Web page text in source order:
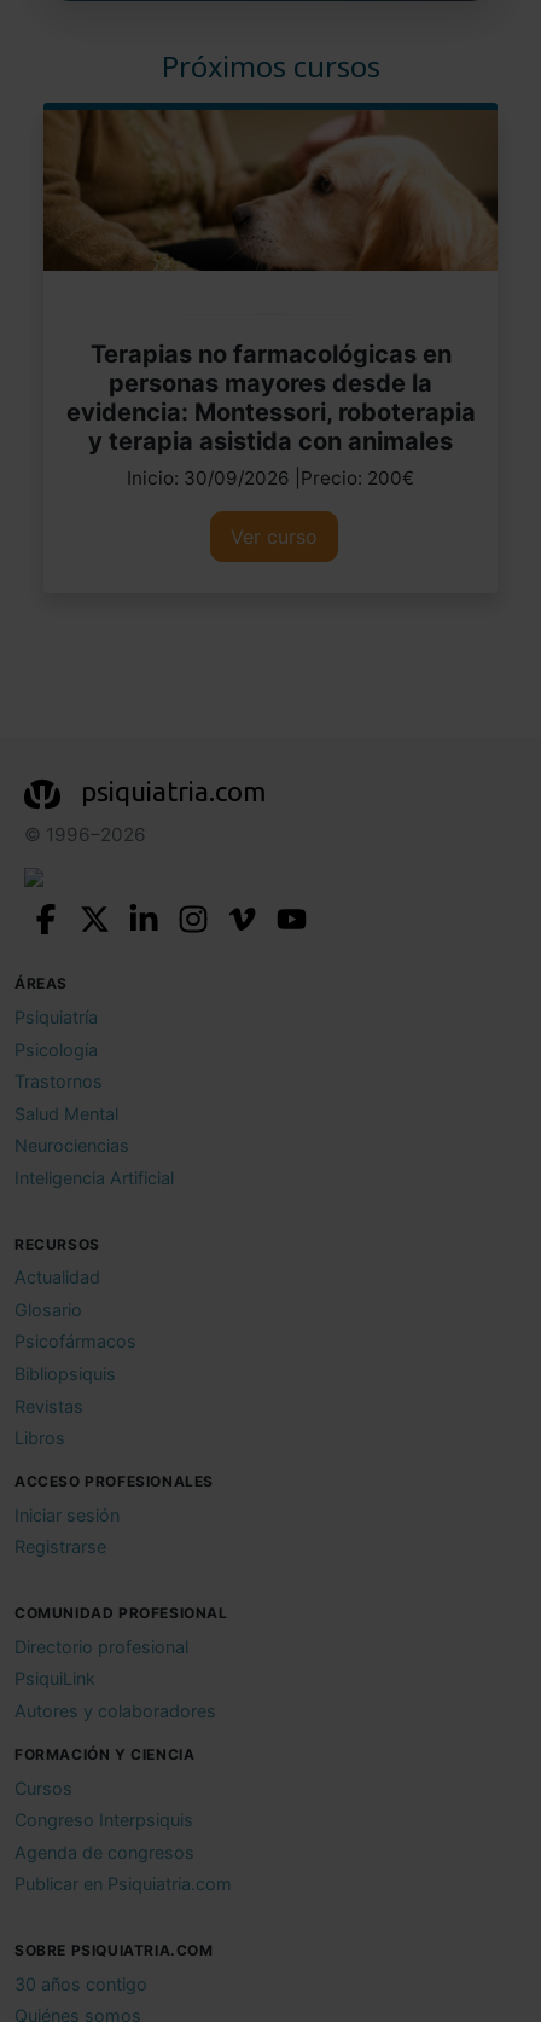
Próximos cursos
Terapias no farmacológicas en
personas mayores desde la
evidencia: Montessori, roboterapia
y terapia asistida con animales
Inicio: 30/09/2026 |Precio: 200€
Ver curso
psiquiatria.com
© 1996–2026
ÁREAS
Psiquiatría
Psicología
Trastornos
Salud Mental
Neurociencias
Inteligencia Artificial
RECURSOS
Actualidad
Glosario
Psicofármacos
Bibliopsiquis
Revistas
Libros
ACCESO PROFESIONALES
Iniciar sesión
Registrarse
COMUNIDAD PROFESIONAL
Directorio profesional
PsiquiLink
Autores y colaboradores
FORMACIÓN Y CIENCIA
Cursos
Congreso Interpsiquis
Agenda de congresos
Publicar en Psiquiatria.com
SOBRE PSIQUIATRIA.COM
30 años contigo
Quiénes somos